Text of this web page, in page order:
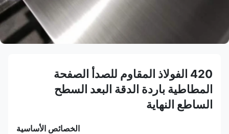
420 الفولاذ المقاوم للصدأ الصفحة
المطاطية باردة الدقة البعد السطح
الساطع النهاية
الخصائص الأساسية